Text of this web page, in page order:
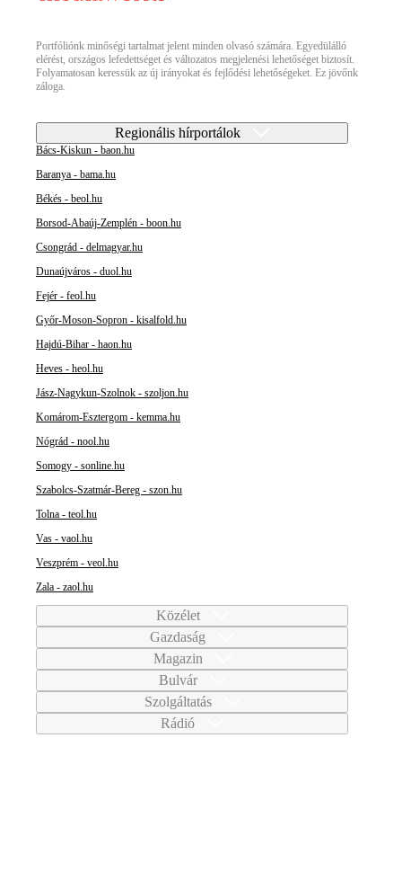
Portfóliónk minőségi tartalmat jelent minden olvasó számára. Egyedülálló
elérést, országos lefedettséget és változatos megjelenési lehetőséget biztosít.
Folyamatosan keressük az új irányokat és fejlődési lehetőségeket. Ez jövőnk
záloga.
Regionális hírportálok
Bács-Kiskun - baon.hu
Baranya - bama.hu
Békés - beol.hu
Borsod-Abaúj-Zemplén - boon.hu
Csongrád - delmagyar.hu
Dunaújváros - duol.hu
Fejér - feol.hu
Győr-Moson-Sopron - kisalfold.hu
Hajdú-Bihar - haon.hu
Heves - heol.hu
Jász-Nagykun-Szolnok - szoljon.hu
Komárom-Esztergom - kemma.hu
Nógrád - nool.hu
Somogy - sonline.hu
Szabolcs-Szatmár-Bereg - szon.hu
Tolna - teol.hu
Vas - vaol.hu
Veszprém - veol.hu
Zala - zaol.hu
Közélet
Gazdaság
Magazin
Bulvár
Szolgáltatás
Rádió